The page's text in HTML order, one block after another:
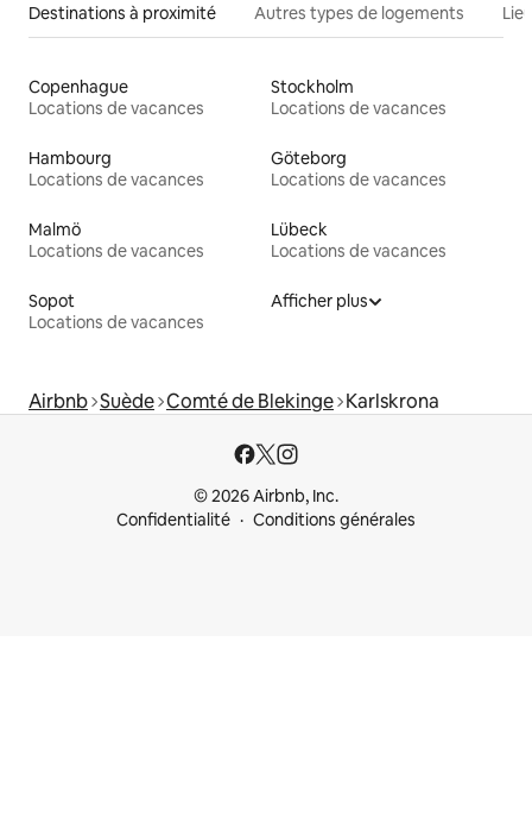
Destinations à proximité Autres types de logements
Copenhague
Locations de vacances
Stockholm
Locations de vacances
Hambourg
Locations de vacances
Göteborg
Locations de vacances
Malmö
Locations de vacances
Lübeck
Locations de vacances
Sopot
Locations de vacances
Afficher plus
Airbnb Suède Comté de Blekinge Karlskrona
© 2026 Airbnb, Inc.
Confidentialité
Conditions générales